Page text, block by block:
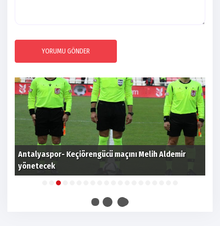
YORUMU GÖNDER
Antalyaspor- Keçiörengücü maçını Melih Aldemir
yönetecek
Mehmet Yıldırım: "İstediğimiz